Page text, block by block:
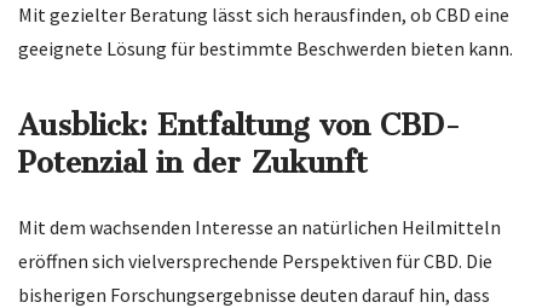
Mit gezielter Beratung lässt sich herausfinden, ob CBD eine
geeignete Lösung für bestimmte Beschwerden bieten kann.
Ausblick: Entfaltung von CBD-
Potenzial in der Zukunft
Mit dem wachsenden Interesse an natürlichen Heilmitteln
eröffnen sich vielversprechende Perspektiven für CBD. Die
bisherigen Forschungsergebnisse deuten darauf hin, dass